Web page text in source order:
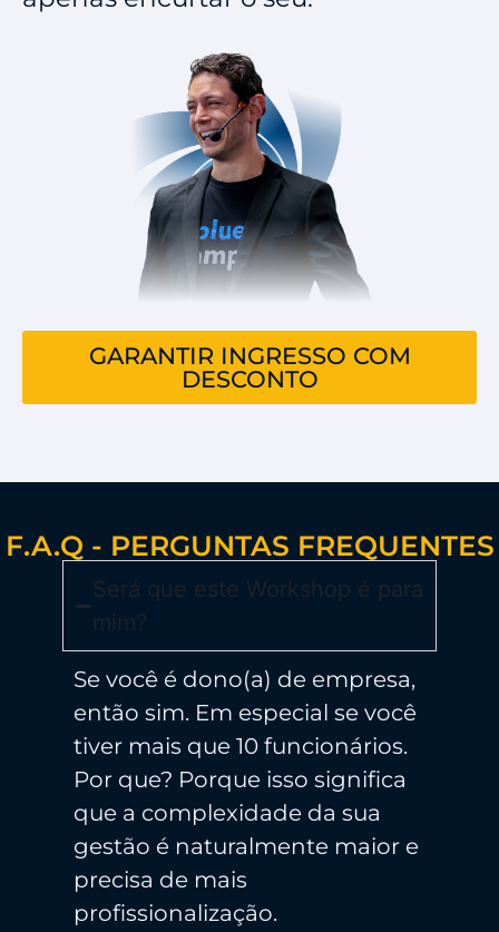
GARANTIR INGRESSO COM
DESCONTO
F.A.Q - PERGUNTAS FREQUENTES
Será que este Workshop é para
mim?
Se você é dono(a) de empresa,
então sim. Em especial se você
tiver mais que 10 funcionários.
Por que? Porque isso significa
que a complexidade da sua
gestão é naturalmente maior e
precisa de mais
profissionalização.